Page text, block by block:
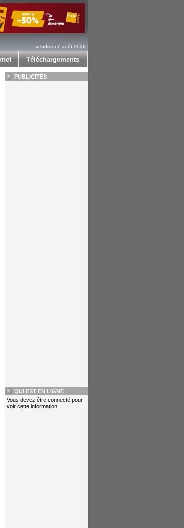
vendredi 7 août 2026
Téléchargements
PUBLICITÉS
QUI EST EN LIGNE
Vous devez être connecté pour
voir cette information.